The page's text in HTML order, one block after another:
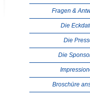
Fragen &
Die
Die
Die
Broschüre